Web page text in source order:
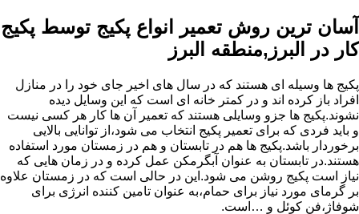
آسان ترین روش تعمیر انواع پکیج توسط پکیج
کار در البرز,منطقه البرز
پکیج ها وسیله ای هستند که در سال های اخیر جای خود را در منازل
افراد باز کرده اند و در کمتر خانه ای است که این وسایل دیده
نشوند.پکیج ها جزو وسایلی هستند که تعمیر آن ها کار هر کسی نیست
و باید فردی که برای تعمیر پکیج انتخاب می شود،از توانایی بالایی
برخوردار باشد.پکیج ها هم در تابستان و هم در زمستان مورد استفاده
هستند.در تابستان به عنوان آبگرمکن عمل کرده و در زمان هایی که
نیاز است پکیج روشن می شود.این در حالی است که در زمستان علاوه
بر گرمای مورد نیاز برای حمام،به عنوان تامین کننده انرژی برای
شوفاژ،فن کوئل و …است.